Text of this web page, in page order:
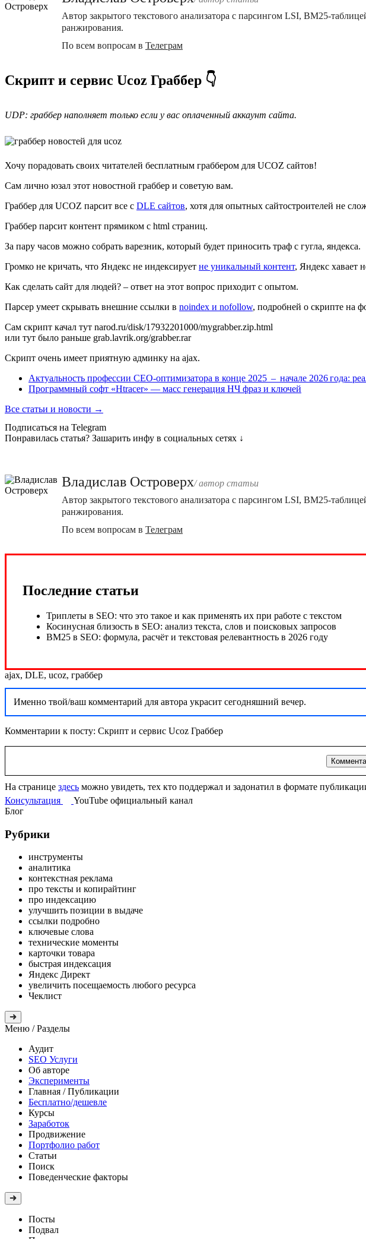
Автор закрытого текстового анализатора с парсингом LSI, BM25-
ранжирования.
По всем вопросам в Телеграм
Скрипт и сервис Ucoz Граббер 👇
UDP: граббер наполняет только если у вас оплаченный аккаунт сайта.
Хочу порадовать своих читателей бесплатным граббером для UCOZ сайтов!
Сам лично юзал этот новостной граббер и советую вам.
Граббер для UCOZ парсит все с DLE сайтов, хотя для опытных сайтостроителей не
Граббер парсит контент прямиком с html страниц.
За пару часов можно собрать варезник, который будет приносить траф с гугла, яндекса.
Громко не кричать, что Яндекс не индексирует не уникальный контент, Яндекс хавает
Как сделать сайт для людей? – ответ на этот вопрос приходит с опытом.
Парсер умеет скрывать внешние ссылки в noindex и nofollow, подробней о скрипте на
Сам скрипт качал тут narod.ru/disk/17932201000/mygrabber.zip.html
или тут было раньше grab.lavrik.org/grabber.rar
Скрипт очень имеет приятную админку на ajax.
Актуальность профессии СЕО-оптимизатора в конце 2025 – начале 2026 года:
Программный софт «Htracer» — масс генерация НЧ фраз и ключей
Все статьи и новости →
Подписаться на Telegram
Понравилась статья? Зашарить инфу в социальных сетях ↓
Владислав Островерх/ автор cтатьи
Автор закрытого текстового анализатора с парсингом LSI, BM25-
ранжирования.
По всем вопросам в Телеграм
Последние статьи
ajax, DLE, ucoz, граббер
Именно твой/ваш комментарий для автора украсит сегодняшний вечер.
Комментарии к посту: Скрипт и сервис Ucoz Граббер
На странице здесь можно увидеть, тех кто поддержал и задонатил в формате
Консультация
YouTube официальный канал
Блог
Рубрики
инструменты
аналитика
контекстная реклама
про тексты и копирайтинг
про индексацию
улучшить позиции в выдаче
ссылки подробно
ключевые слова
технические моменты
карточки товара
быстрая индексация
Яндекс Директ
увеличить посещаемость любого ресурса
Чеклист
Меню / Разделы
Аудит
SEO Услуги
Об авторе
Эксперименты
Главная / Публикации
Бесплатно/дешевле
Курсы
Заработок
Продвижение
Портфолио работ
Статьи
Поиск
Поведенческие факторы
Посты
Подвал